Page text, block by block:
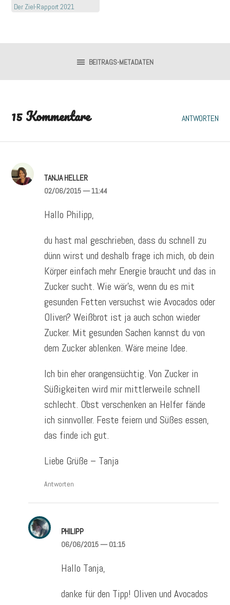
Der Ziel-Rapport 2021
BEITRAGS-METADATEN
15 Kommentare ANTWORTEN
TANJA HELLER
02/06/2015— 11:44
Hallo Philipp,
du hast mal geschrieben, dass du schnell zu
dünn wirst und deshalb frage ich mich, ob dein
Körper einfach mehr Energie braucht und das in
Zucker sucht. Wie wär’s, wenn du es mit
gesunden Fetten versuchst wie Avocados oder
Oliven? Weißbrot ist ja auch schon wieder
Zucker. Mit gesunden Sachen kannst du von
dem Zucker ablenken. Wäre meine Idee.
Ich bin eher orangensüchtig. Von Zucker in
Süßigkeiten wird mir mittlerweile schnell
schlecht. Obst verschenken an Helfer fände
ich sinnvoller. Feste feiern und Süßes essen,
das finde ich gut.
Liebe Grüße – Tanja
Antworten
PHILIPP
06/06/2015— 01:15
Hallo Tanja,
danke für den Tipp! Oliven und Avocados